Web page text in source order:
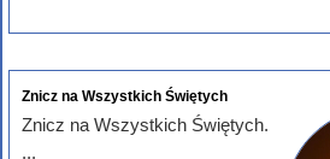
Znicz na Wszystkich Świętych
Znicz na Wszystkich Świętych.
...